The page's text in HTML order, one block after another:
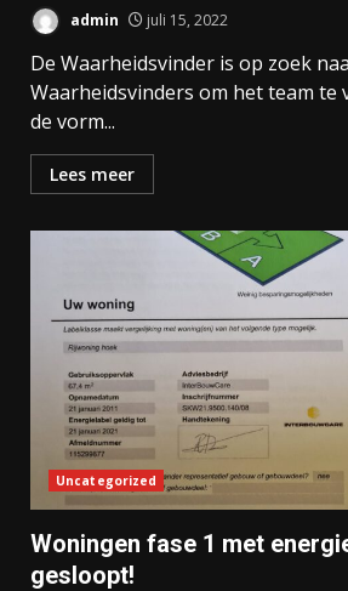
admin juli 15, 2022
De Waarheidsvinder is op zoek
Waarheidsvinders om het team te
de vorm...
Lees meer
Uncategorized
Woningen fase 1 met
gesloopt!